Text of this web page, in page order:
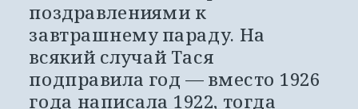
поздравлениями к
завтрашнему параду. На
всякий случай Тася
подправила год — вместо 1926
года написала 1922, тогда